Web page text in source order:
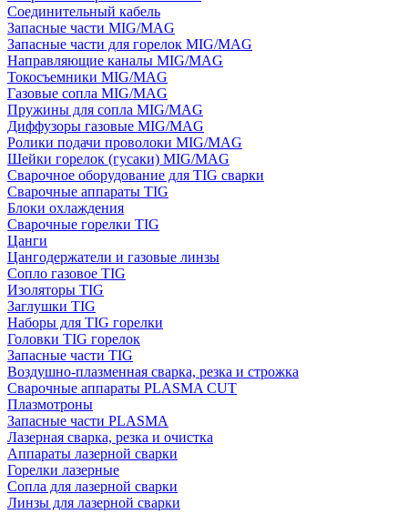
Соединительный кабель
Запасные части MIG/MAG
Запасные части для горелок MIG/MAG
Направляющие каналы MIG/MAG
Токосъемники MIG/MAG
Газовые сопла MIG/MAG
Пружины для сопла MIG/MAG
Диффузоры газовые MIG/MAG
Ролики подачи проволоки MIG/MAG
Шейки горелок (гусаки) MIG/MAG
Сварочное оборудование для TIG сварки
Сварочные аппараты TIG
Блоки охлаждения
Сварочные горелки TIG
Цанги
Цангодержатели и газовые линзы
Сопло газовое TIG
Изоляторы TIG
Заглушки TIG
Наборы для TIG горелки
Головки TIG горелок
Запасные части TIG
Воздушно-плазменная сварка, резка и строжка
Сварочные аппараты PLASMA CUT
Плазмотроны
Запасные части PLASMA
Лазерная сварка, резка и очистка
Аппараты лазерной сварки
Горелки лазерные
Сопла для лазерной сварки
Линзы для лазерной сварки